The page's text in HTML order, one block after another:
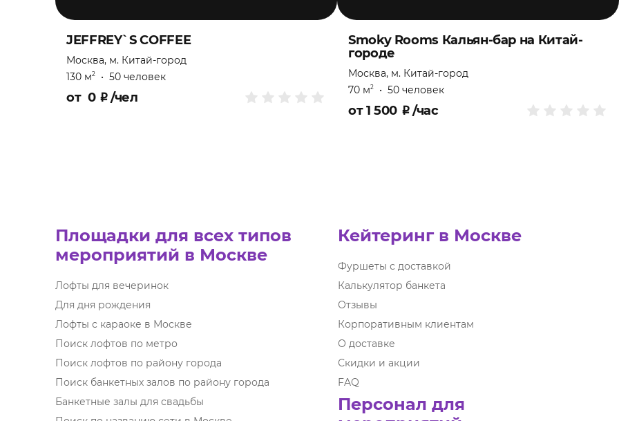
JEFFREY`S COFFEE
Москва, м. Китай-город
130 м2 • 50 человек
от 0 ₽/чел
Smoky Rooms Кальян-бар на Китай-
городе
Москва, м. Китай-город
70 м2 • 50 человек
от1 500 ₽ /час
Площадки для всех типов
мероприятий в Москве
Лофты для вечеринок
Для дня рождения
Лофты с караоке в Москве
Поиск лофтов по метро
Поиск лофтов по району города
Поиск банкетных залов по району города
Банкетные залы для свадьбы
Кейтеринг в Москве
Фуршеты с доставкой
Калькулятор банкета
Отзывы
Корпоративным клиентам
О доставке
Скидки и акции
FAQ
Персонал для